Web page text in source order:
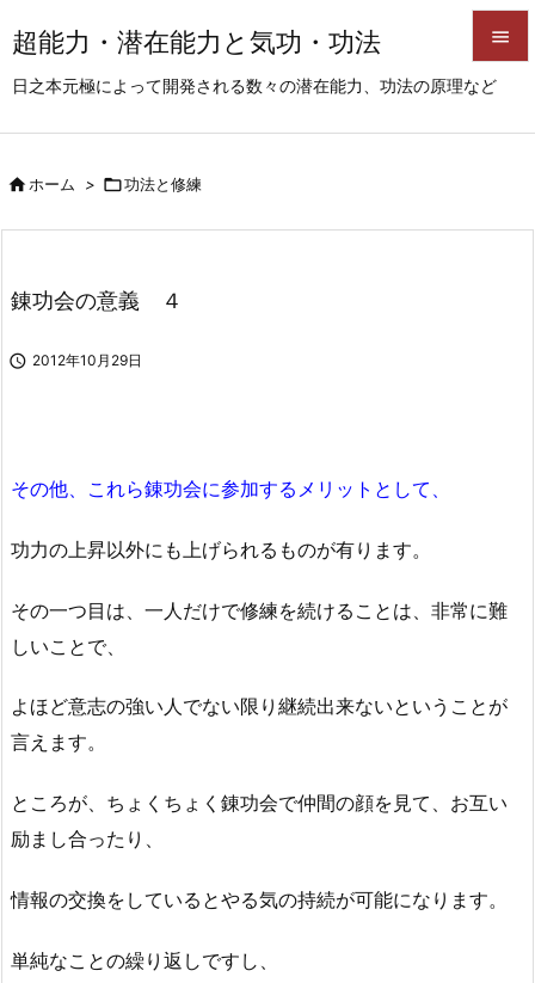
超能力・潜在能力と気功・功法
日之本元極によって開発される数々の潜在能力、功法の原理など


前へ
ホーム > 功法と修練
錬功会の意義 ４
 2012年10月29日
その他、これら錬功会に参加するメリットとして、
功力の上昇以外にも上げられるものが有ります。
その一つ目は、一人だけで修練を続けることは、非常に難
しいことで、
よほど意志の強い人でない限り継続出来ないということが
言えます。
ところが、ちょくちょく錬功会で仲間の顔を見て、お互い
励まし合ったり、
情報の交換をしているとやる気の持続が可能になります。
単純なことの繰り返しですし、